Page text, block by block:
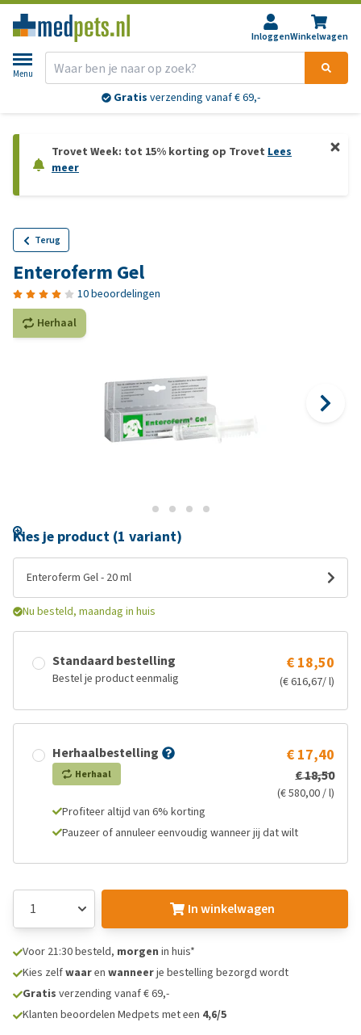
InloggenWinkelwagen
Menu
Gratis verzending vanaf € 69,-
Trovet Week: tot 15% korting op Trovet Lees
meer
Terug
Enteroferm Gel
10 beoordelingen
Herhaal
Kies je product (1 variant)
Enteroferm Gel - 20 ml
Nu besteld, maandag in huis
Standaard bestelling
Bestel je product eenmalig
€ 18,50
(€ 616,67/ l)
Herhaalbestelling
Herhaal
€ 17,40
€ 18,50
(€ 580,00 / l)
Profiteer altijd van 6% korting
Pauzeer of annuleer eenvoudig wanneer jij dat wilt
In winkelwagen
Voor 21:30 besteld, morgen in huis*
Kies zelfwaaren wanneerje bestelling bezorgd wordt
Gratis verzending vanaf € 69,-
Klanten beoordelen Medpets met een 4,6/5